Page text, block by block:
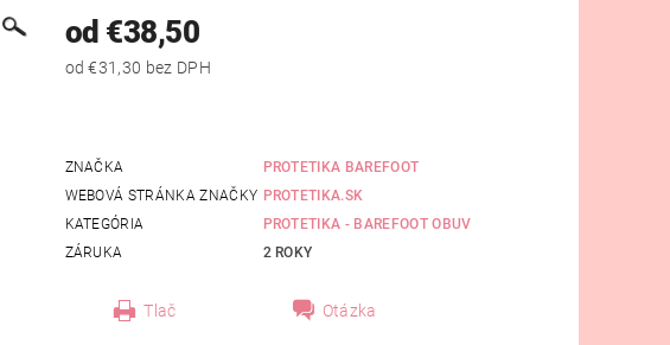
od €38,50
od €31,30 bez DPH
ZNAČKA
PROTETIKA BAREFOOT
WEBOVÁ STRÁNKA ZNAČKY PROTETIKA.SK
KATEGÓRIA
PROTETIKA - BAREFOOT OBUV
ZÁRUKA
2 ROKY
Tlač Otázka